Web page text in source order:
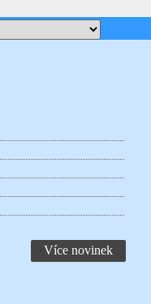
Více novinek